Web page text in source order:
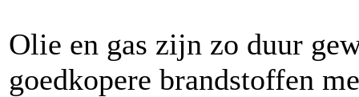
Olie en gas zijn zo duur
goedkopere brandstoffen